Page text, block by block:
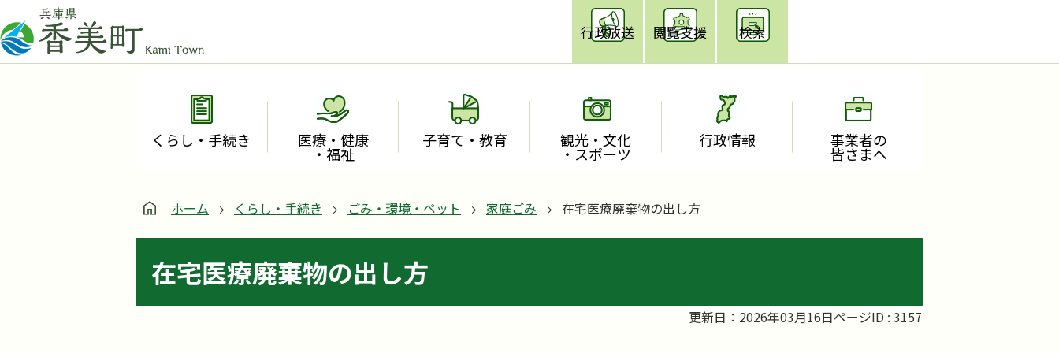
行政放送 閲覧支援 検索
くらし・手続き 医療・健康
・福祉
子育て・教育 観光・文化
・スポーツ
行政情報 事業者の
皆さまへ
ホーム くらし・手続き ごみ・環境・ペット 家庭ごみ 在宅医療廃棄物の出し方
在宅医療廃棄物の出し方
更新日：2026年03月16日ページID : 3157